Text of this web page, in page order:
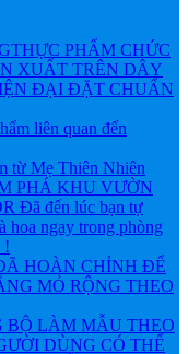
THỰC PHẨM CHỨC
XUẤT TRÊN DÂY
ĐẠI ĐẶT CHUẨN
liên quan đến
từ Mẹ Thiên Nhiên
PHÁ KHU VƯỜN
Đã đến lúc bạn tự
hoa ngay trong phòng
!
HOÀN CHỈNH ĐỂ
MỎ RỘNG THEO
BỘ LÀM MẪU THEO
DÙNG CÓ THỂ